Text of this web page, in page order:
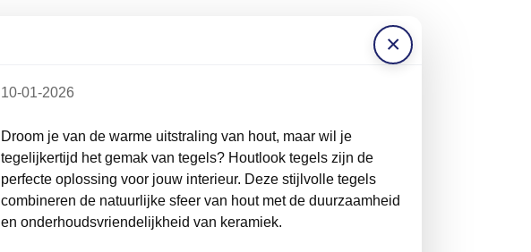
×
10-01-2026
Droom je van de warme uitstraling van hout, maar wil je
tegelijkertijd het gemak van tegels? Houtlook tegels zijn de
perfecte oplossing voor jouw interieur. Deze stijlvolle tegels
combineren de natuurlijke sfeer van hout met de duurzaamheid
en onderhoudsvriendelijkheid van keramiek.